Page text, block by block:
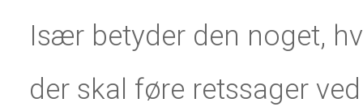
Især betyder den noget,
der skal føre retssager